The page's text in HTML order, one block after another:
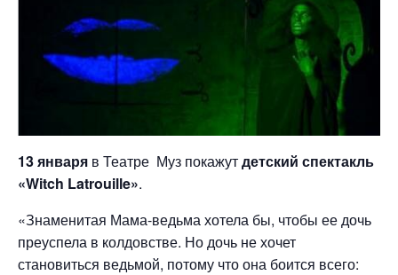
13 января в Театре Муз покажутдетский спектакль
«Witch Latrouille».
«Знаменитая Мама-ведьма хотела бы, чтобы ее дочь
преуспела в колдовстве. Но дочь не хочет
становиться ведьмой, потому что она боится всего: